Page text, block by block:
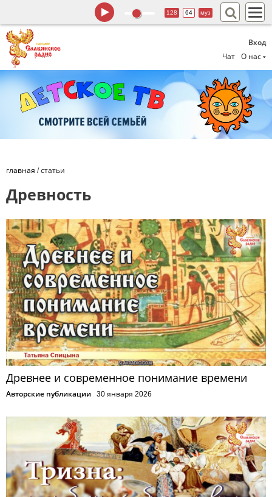
Вход
Чат
О нас
128 64 муз
главная /статьи
Древность
Древнее и современное понимание времени
Авторские публикации 30 января 2026